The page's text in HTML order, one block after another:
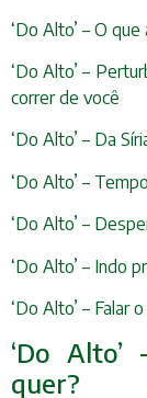
‘Do Alto’ – O
‘Do Alto’ –
correr de você
‘Do Alto’ – Da
‘Do Alto’ –
‘Do Alto’ –
‘Do Alto’ – Indo
‘Do Alto’ – Falar
‘Do
quer?